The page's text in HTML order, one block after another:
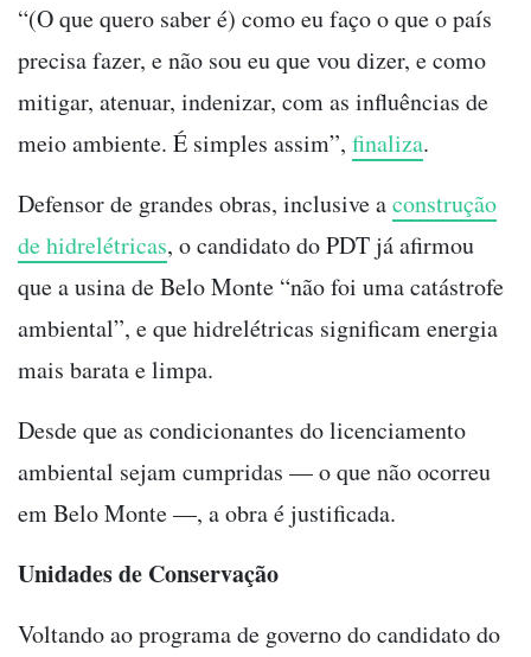
“(O que quero saber é) como eu faço o que o país
precisa fazer, e não sou eu que vou dizer, e como
mitigar, atenuar, indenizar, com as influências de
meio ambiente. É simples assim”, finaliza.
Defensor de grandes obras, inclusive aconstrução
de hidrelétricas, o candidato do PDT já afirmou
que a usina de Belo Monte “não foi uma catástrofe
ambiental”, e que hidrelétricas significam energia
mais barata e limpa.
Desde que as condicionantes do licenciamento
ambiental sejam cumpridas — o que não ocorreu
em Belo Monte —, a obra é justificada.
Unidades de Conservação
Voltando ao programa de governo do candidato do